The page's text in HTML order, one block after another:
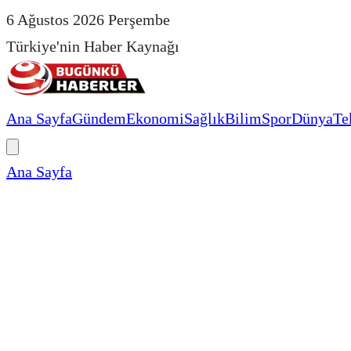
6 Ağustos 2026 Perşembe
Türkiye'nin Haber Kaynağı
Ana SayfaGündemEkonomiSağlıkBilimSporDünya
Ana Sayfa